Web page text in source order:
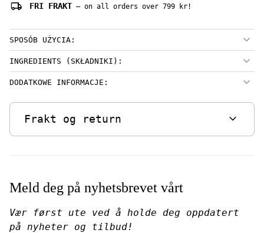
local_shipping FRI FRAKT — on all orders over 799 kr!
SPOSÓB UŻYCIA:
INGREDIENTS (SKŁADNIKI):
DODATKOWE INFORMACJE:
Frakt og return expand_more
Meld deg på nyhetsbrevet vårt
Vær først ute ved å holde deg oppdatert
på nyheter og tilbud!